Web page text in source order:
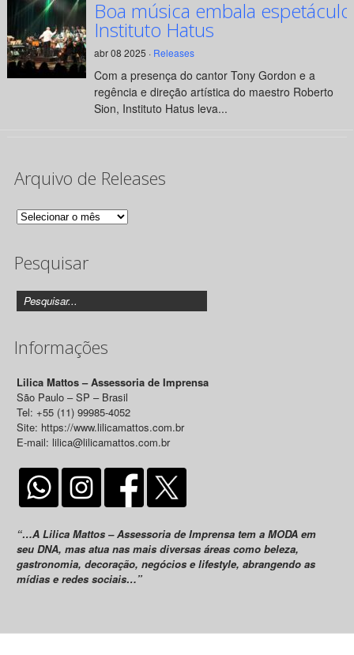
Boa música embala
Instituto Hatus
abr 08 2025 · Releases
Com a presença do cantor Tony Gordon e a
regência e direção artística do maestro Roberto
Sion, Instituto Hatus leva...
Arquivo de Releases
Arquivo
Releases
Pesquisar
Informações
Lilica Mattos – Assessoria de Imprensa
São Paulo – SP – Brasil
Tel: +55 (11) 99985-4052
Site: https://www.lilicamattos.com.br
E-mail: lilica@lilicamattos.com.br
“…A Lilica Mattos – Assessoria de Imprensa tem a MODA em
seu DNA, mas atua nas mais diversas áreas como beleza,
gastronomia, decoração, negócios e lifestyle, abrangendo as
mídias e redes sociais…”